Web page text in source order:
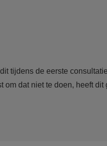
tijdens de eerste
dat niet te doen, heeft dit